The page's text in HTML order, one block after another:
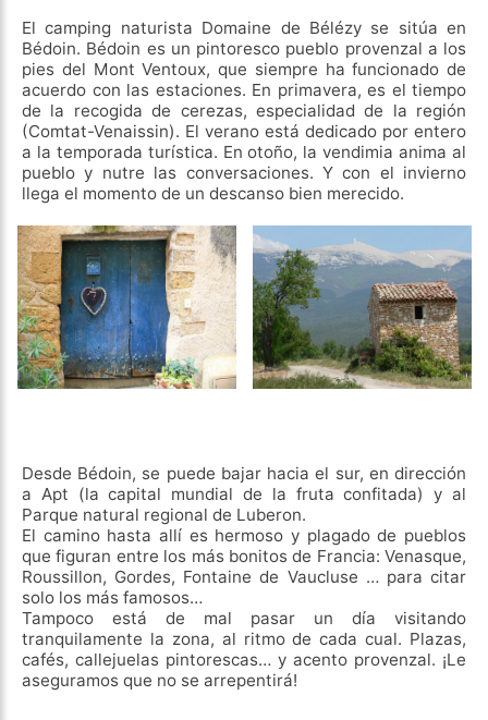
El camping naturista Domaine de Bélézy se sitúa en
Bédoin. Bédoin es un pintoresco pueblo provenzal a los
pies del Mont Ventoux, que siempre ha funcionado de
acuerdo con las estaciones. En primavera, es el tiempo
de la recogida de cerezas, especialidad de la región
(Comtat-Venaissin). El verano está dedicado por entero
a la temporada turística. En otoño, la vendimia anima al
pueblo y nutre las conversaciones. Y con el invierno
llega el momento de un descanso bien merecido.
Desde Bédoin, se puede bajar hacia el sur, en dirección
a Apt (la capital mundial de la fruta confitada) y al
Parque natural regional de Luberon.
El camino hasta allí es hermoso y plagado de pueblos
que figuran entre los más bonitos de Francia: Venasque,
Roussillon, Gordes, Fontaine de Vaucluse … para citar
solo los más famosos…
Tampoco está de mal pasar un día visitando
tranquilamente la zona, al ritmo de cada cual. Plazas,
cafés, callejuelas pintorescas… y acento provenzal. ¡Le
aseguramos que no se arrepentirá!